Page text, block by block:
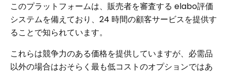
このプラットフォームは、販売者を審査する elabo評価
システムを備えており、24 時間の顧客サービスを提供す
ることで知られています。
これらは競争力のある価格を提供していますが、必需品
以外の場合はおそらく最も低コストのオプションではあ